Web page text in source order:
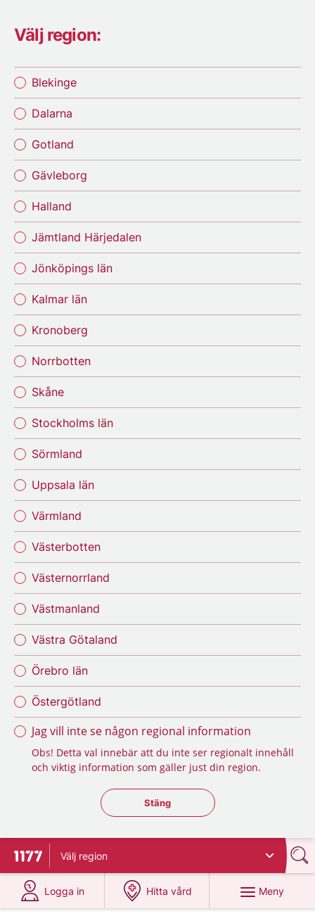
Välj region:
Blekinge
Dalarna
Gotland
Gävleborg
Halland
Jämtland Härjedalen
Jönköpings län
Kalmar län
Kronoberg
Norrbotten
Skåne
Stockholms län
Sörmland
Uppsala län
Värmland
Västerbotten
Västernorrland
Västmanland
Västra Götaland
Örebro län
Östergötland
Jag vill inte se någon regional information
Obs! Detta val innebär att du inte ser regionalt innehåll
och viktig information som gäller just din region.
Stäng regionsväljaren
Stäng
Till startsidan för 1177
Välj region
Logga in
på 1177.se
Hitta vård
på 1177.se
Meny